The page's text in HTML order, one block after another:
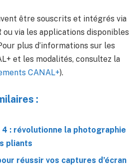
être souscrits et intégrés via
ou via les applications disponibles
plus d’informations sur les
et les modalités, consultez la
CANAL+).
:
4 : révolutionne la photographie
pliants
réussir vos captures d’écran